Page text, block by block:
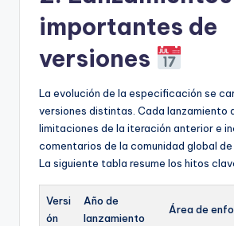
importantes de
versiones
La evolución de la especificación se
versiones distintas. Cada lanzamiento
limitaciones de la iteración anterior e
comentarios de la comunidad global de
La siguiente tabla resume los hitos
Versi
ón
Año de
lanzamiento
Área de